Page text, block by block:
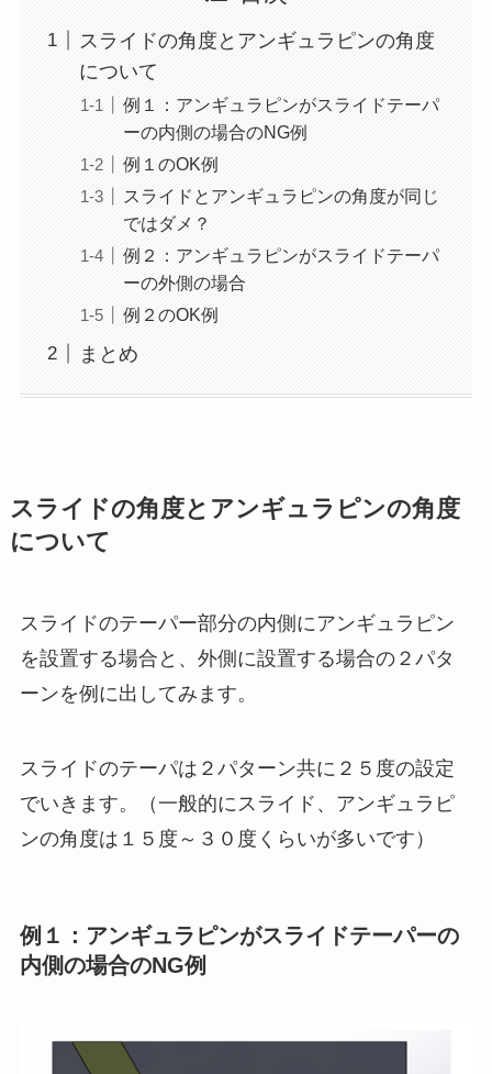
スライドの角度とアンギュラピンの角度
について
例１：アンギュラピンがスライドテーパ
ーの内側の場合のNG例
例１のOK例
スライドとアンギュラピンの角度が同じ
ではダメ？
例２：アンギュラピンがスライドテーパ
ーの外側の場合
例２のOK例
まとめ
スライドの角度とアンギュラピンの角度
について
スライドのテーパー部分の内側にアンギュラピン
を設置する場合と、外側に設置する場合の２パタ
ーンを例に出してみます。
スライドのテーパは２パターン共に２５度の設定
でいきます。（一般的にスライド、アンギュラピ
ンの角度は１５度～３０度くらいが多いです）
例１：アンギュラピンがスライドテーパーの
内側の場合のNG例